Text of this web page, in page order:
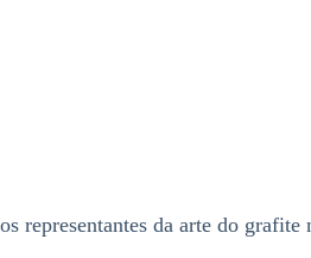
representantes da arte do grafite